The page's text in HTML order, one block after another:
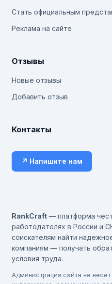
Стать официальным
Реклама на сайте
Отзывы
Новые отзывы
Добавить отзыв
Контакты
↗ Напишите нам
RankCraft — платформа
работодателях в России и
соискателям найти
компаниям — получать
условия труда.
Администрация сайта не несет